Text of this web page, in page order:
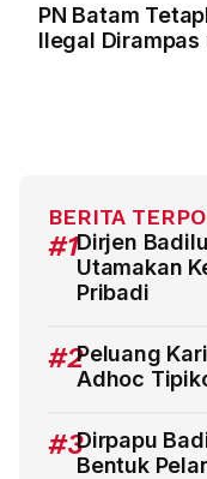
PN Batam
Ilegal
BERITA
#1Dirjen
Utamakan
Pribadi
#2Peluang
Adhoc
#3Dirpapu
Bentuk